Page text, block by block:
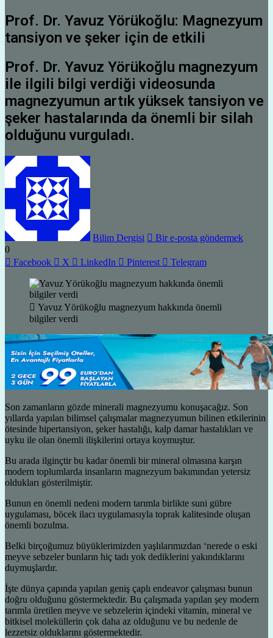
Prof. Dr. Yavuz Yörükoğlu: Magnezyum
tansiyon ve şeker için de etkili
Prof. Dr. Yavuz Yörükoğlu magnezyum
ile ilgili bilgi verdiği videosunda
magnezyumun artık yüksek tansiyon ve
şeker hastalarında da önemli bir silah
olduğunu vurguladı.
Bilim Dergisi
Bir e-posta göndermek
0
Facebook
X LinkedIn Pinterest Telegram
Yavuz Yörükoğlu magnezyum hakkında önemli
bilgiler verdi
Son zamanların gözde minerali magnezyumu konuşacağız. Son
yıllarda yapılan bilimsel çalışmalar magnezyumun bilinen etkilerinin
ötesinde hipertansiyon, şeker hastalığı, kalp damar hastalıkları ve
uyku ile olan önemli ilişkilerini ortaya koymuştur.
Bu arada ilginçtir bu kadar önemli bir mineral olmasına karşın
modern toplumlarda insanların magnezyum bakımından yetersiz
oldukları gösterilmiştir.
Bunun en önemli nedeni modern tarımla birlikte suni gübre
uygulaması, böcek ilacı uygulamasıyla toprak kalitesinde oluşan
önemli bozulma.
Belki birçoğumuz büyüklerimizden yaşlılarımızdan ‘nerede o eski
meyve sebzeler bunların hiç tadı yok dediklerini yakındıklarını
duymuşlardır.
İşte dünya çapında yapılan geniş çaplı endeavor çalışması bunun
doğru olduğunu göstermektedir. Bu çalışmada yapılan şey modern
tarımla üretilen meyve ve sebzelerin içindeki vitamin, mineral ve
bitkisel moleküllerin çok daha az olduğunu ve bu nedenle de
lezzetsiz olduklarını göstermektedir.